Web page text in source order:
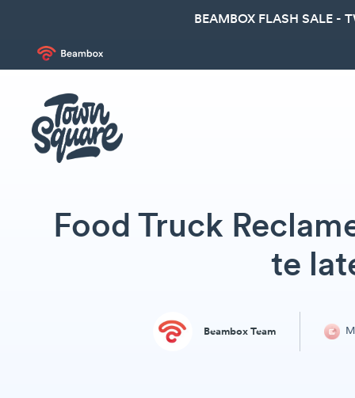
BEAMBOX FLASH SALE -
Food Truck
te
Beambox Team